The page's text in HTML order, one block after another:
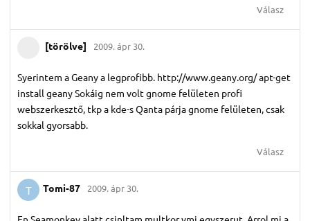
Válasz
[törölve] 2009. ápr 30.
Syerintem a Geany a legprofibb. http://www.geany.org/ apt-get
install geany Sokáig nem volt gnome felületen profi
webszerkesztő, tkp a kde-s Qanta párja gnome felületen, csak
sokkal gyorsabb.
Válasz
T Tomi-87 2009. ápr 30.